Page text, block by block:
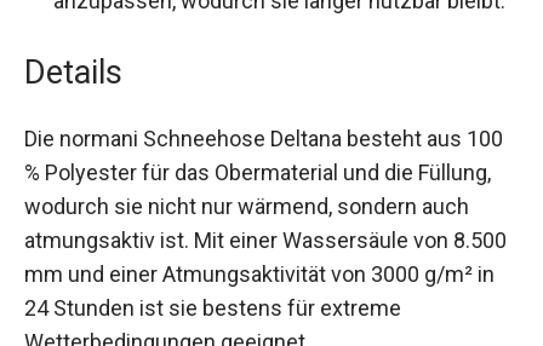
länger nutzbar bleibt.
Details
Die normani Schneehose Deltana besteht aus
100 % Polyester für das Obermaterial und die
Füllung, wodurch sie nicht nur wärmend, sondern
auch atmungsaktiv ist. Mit einer Wassersäule von
8.500 mm und einer Atmungsaktivität von 3000
g/m² in 24 Stunden ist sie bestens für extreme